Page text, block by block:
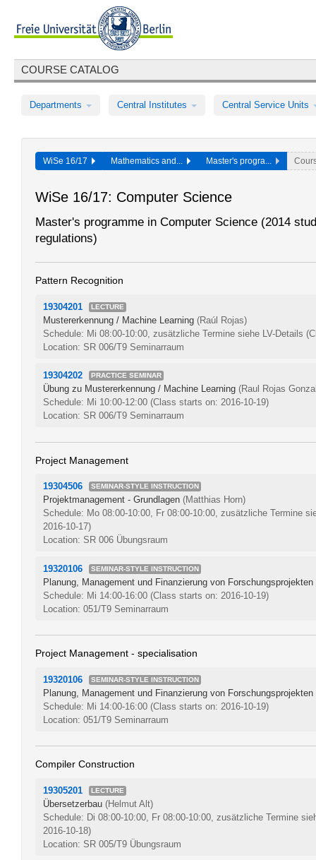
COURSE CATALOG
Departments Central Institutes Central Service Units
WiSe 16/17 Mathematics and... Master's progra...
WiSe 16/17: Computer Science
Master's programme in Computer Science (2014
regulations)
Pattern Recognition
19304201 LECTURE
Mustererkennung / Machine Learning (Raúl Rojas)
Schedule: Mi 08:00-10:00, zusätzliche Termine siehe LV-Details
Location: SR 006/T9 Seminarraum
19304202 PRACTICE SEMINAR
Übung zu Mustererkennung / Machine Learning (Raul Rojas
Schedule: Mi 10:00-12:00 (Class starts on: 2016-10-19)
Location: SR 006/T9 Seminarraum
Project Management
19304506 SEMINAR-STYLE INSTRUCTION
Projektmanagement - Grundlagen (Matthias Horn)
Schedule: Mo 08:00-10:00, Fr 08:00-10:00, zusätzliche Termine
2016-10-17)
Location: SR 006 Übungsraum
19320106 SEMINAR-STYLE INSTRUCTION
Planung, Management und Finanzierung von Forschungsprojekten
Schedule: Mi 14:00-16:00 (Class starts on: 2016-10-19)
Location: 051/T9 Seminarraum
Project Management - specialisation
19320106 SEMINAR-STYLE INSTRUCTION
Planung, Management und Finanzierung von Forschungsprojekten
Schedule: Mi 14:00-16:00 (Class starts on: 2016-10-19)
Location: 051/T9 Seminarraum
Compiler Construction
19305201 LECTURE
Übersetzerbau (Helmut Alt)
Schedule: Di 08:00-10:00, Fr 08:00-10:00, zusätzliche Termine
2016-10-18)
Location: SR 005/T9 Übungsraum